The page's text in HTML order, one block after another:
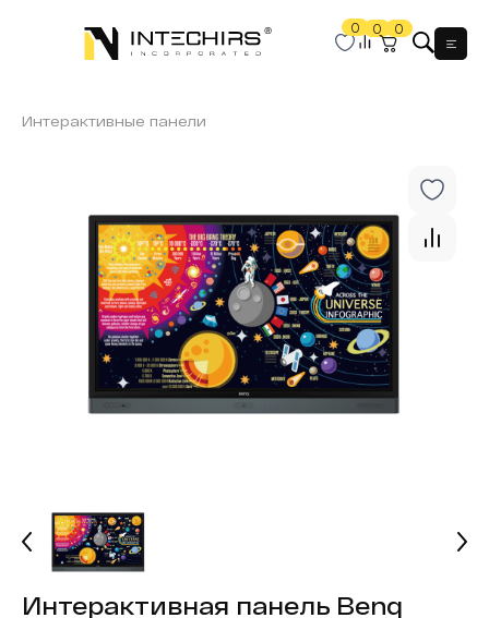
0 0 0
Интерактивные панели
Интерактивная панель Benq